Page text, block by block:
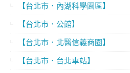
【台北市．內湖科學園區】
【台北市．公館】
【台北市．北醫信義商圈】
【台北市．台北車站】